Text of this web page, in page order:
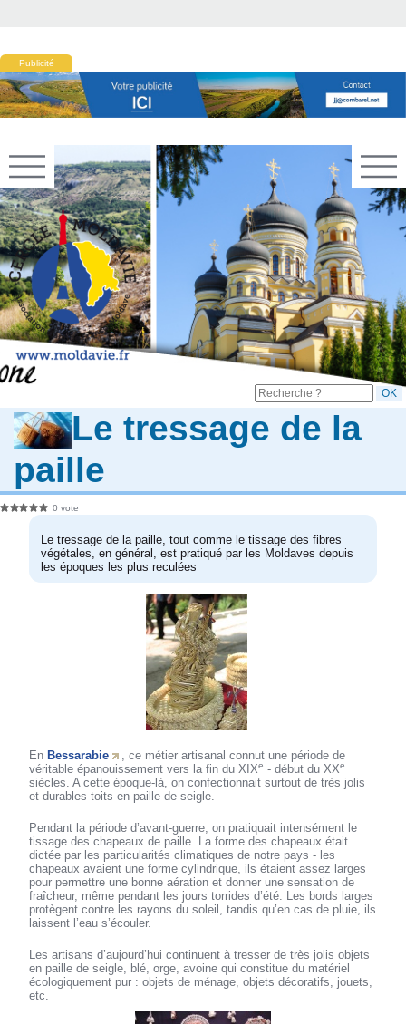
Publicité
Le tressage de la
paille
0 vote
Le tressage de la paille, tout comme le tissage des fibres
végétales, en général, est pratiqué par les Moldaves depuis
les époques les plus reculées
EnBessarabie
, ce métier artisanal connut une période de
véritable épanouissement vers la fin du XIXe - début du XXe
siècles. A cette époque-là, on confectionnait surtout de très jolis
et durables toits en paille de seigle.
Pendant la période d’avant-guerre, on pratiquait intensément le
tissage des chapeaux de paille. La forme des chapeaux était
dictée par les particularités climatiques de notre pays - les
chapeaux avaient une forme cylindrique, ils étaient assez larges
pour permettre une bonne aération et donner une sensation de
fraîcheur, même pendant les jours torrides d’été. Les bords larges
protègent contre les rayons du soleil, tandis qu’en cas de pluie, ils
laissent l’eau s’écouler.
Les artisans d’aujourd’hui continuent à tresser de très jolis objets
en paille de seigle, blé, orge, avoine qui constitue du matériel
écologiquement pur : objets de ménage, objets décoratifs, jouets,
etc.